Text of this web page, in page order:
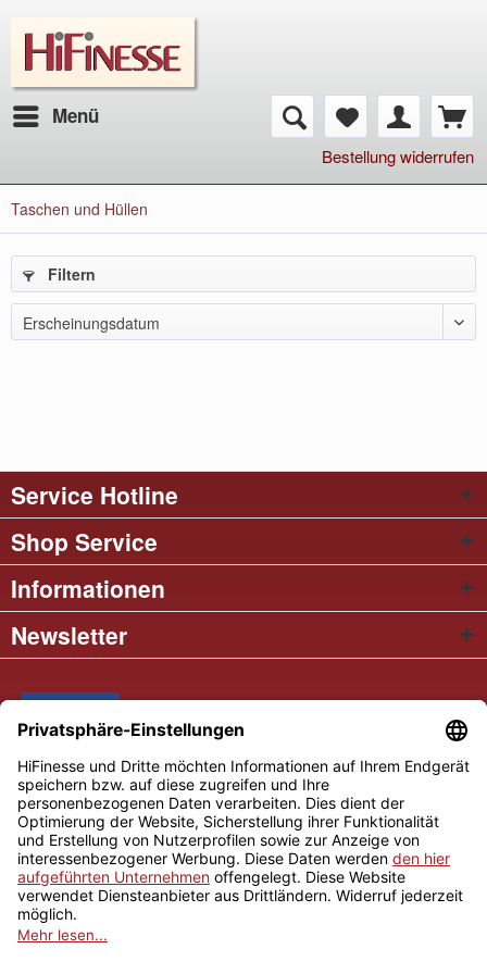
Menü
Bestellung widerrufen
Taschen und Hüllen
Filtern
Erscheinungsdatum
Service Hotline
Shop Service
Informationen
Newsletter
* Alle Preise inkl. gesetzl. Mehrwertsteuer
Cookie settings Händler-Login
Über uns
Kontakt und Anfahrt
Versand und Zahlungsbedingungen